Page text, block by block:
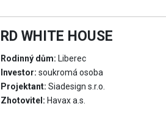
RD WHITE HOUSE
Rodinný dům: Liberec
Investor: soukromá osoba
Projektant: Siadesign s.r.o.
Zhotovitel: Havax a.s.